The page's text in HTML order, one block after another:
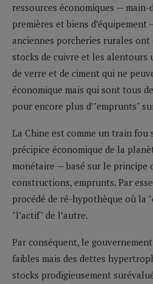
ressources économiques — main-
premières et biens d’équipement
anciennes porcheries rurales ont
stocks de cuivre et les alentours
de verre et de ciment qui ne
économique mais qui sont tous
pour encore plus d’"emprunts"
La Chine est comme un train fou
précipice économique de la
monétaire — basé sur le principe
constructions, emprunts. Par
procédé de ré-hypothèque où la
"l’actif" de l’autre.
Par conséquent, le
faibles mais des dettes
stocks prodigieusement